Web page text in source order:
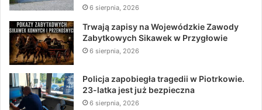
6 sierpnia, 2026
Trwają zapisy na Wojewódzkie Zawody
Zabytkowych Sikawek w Przygłowie
6 sierpnia, 2026
Policja zapobiegła tragedii w Piotrkowie.
23-latka jest już bezpieczna
6 sierpnia, 2026